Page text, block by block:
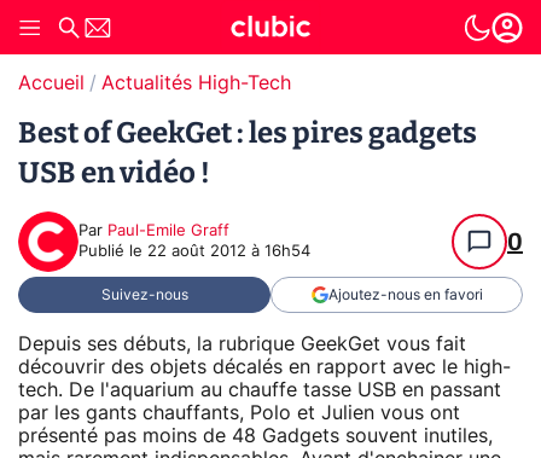
Accueil Actualités High-Tech
Best of GeekGet : les pires gadgets
USB en vidéo !
Par Paul-Emile Graff
Publié le 22 août 2012 à 16h54 0
Suivez-nous Ajoutez-nous en favori
Depuis ses débuts, la rubrique GeekGet vous fait
découvrir des objets décalés en rapport avec le high-
tech. De l'aquarium au chauffe tasse USB en passant
par les gants chauffants, Polo et Julien vous ont
présenté pas moins de 48 Gadgets souvent inutiles,